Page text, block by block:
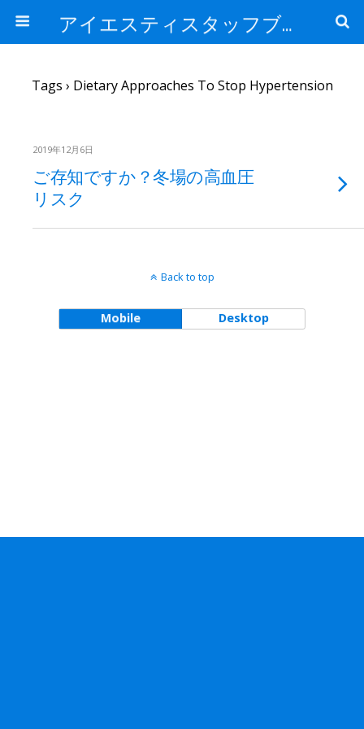
アイエスティスタッフブログ
Tags › Dietary Approaches To Stop Hypertension
2019年12月6日
ご存知ですか？冬場の高血圧
リスク
Back to top
Mobile Desktop